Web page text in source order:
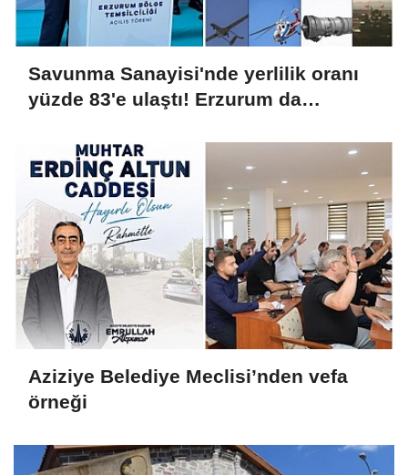
Savunma Sanayisi'nde yerlilik oranı
yüzde 83'e ulaştı! Erzurum da
Aziziye Belediye Meclisi’nden vefa
örneği